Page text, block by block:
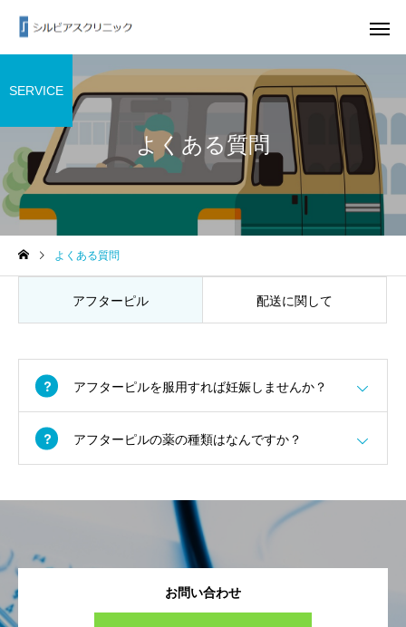
よくある質問
SERVICE
よくある質問
アフターピル 配送に関して
アフターピルを服用すれば妊娠しませんか？
アフターピルの薬の種類はなんですか？
お問い合わせ